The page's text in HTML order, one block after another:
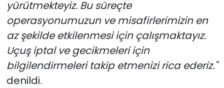
yürütmekteyiz. Bu süreçte
operasyonumuzun ve misafirlerimizin en
az şekilde etkilenmesi için çalışmaktayız.
Uçuş iptal ve gecikmeleri için
bilgilendirmeleri takip etmenizi rica ederiz."
denildi.